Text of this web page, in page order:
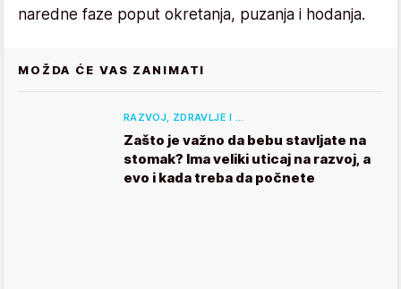
naredne faze poput okretanja, puzanja i hodanja.
MOŽDA ĆE VAS ZANIMATI
RAZVOJ, ZDRAVLJE I …
Zašto je važno da bebu stavljate na
stomak? Ima veliki uticaj na razvoj, a
evo i kada treba da počnete